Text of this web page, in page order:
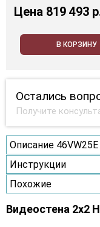
Цена 819 493
В КОРЗИНУ
Остались
Получите
Описание 46VW25E
Инструкции
Похожие
Видеостена 2x2